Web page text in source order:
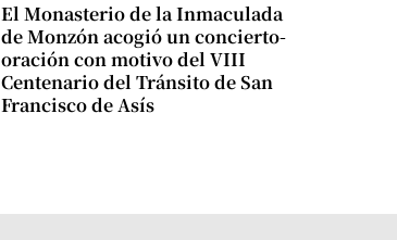
El Monasterio de la Inmaculada
de Monzón acogió un concierto-
oración con motivo del VIII
Centenario del Tránsito de San
Francisco de Asís